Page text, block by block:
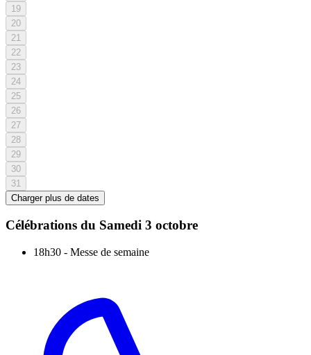
19
20
21
22
23
24
25
26
27
28
29
30
31
Charger plus de dates
Célébrations du Samedi 3 octobre
18h30 - Messe de semaine